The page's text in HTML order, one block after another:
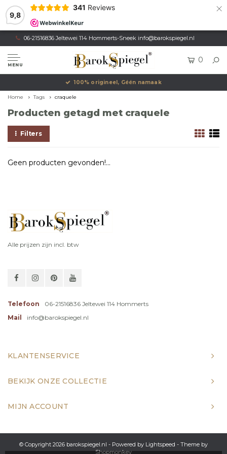
9,8
341 Reviews ×
06-21516836 Jeltewei 114 Hommerts-Sneek info@barokspiegel.nl
MENU
0
100% origineel, Géén namaak
Home Tags craquele
Producten getagd met craquele
Filters
Geen producten gevonden!...
Alle prijzen zijn incl. btw
Telefoon
06-21516836 Jeltewei 114 Hommerts
Mail
info@barokspiegel.nl
KLANTENSERVICE
BEKIJK ONZE COLLECTIE
MIJN ACCOUNT
© Copyright 2026 barokspiegel.nl - Powered by Lightspeed - Theme by
Shopmonkey